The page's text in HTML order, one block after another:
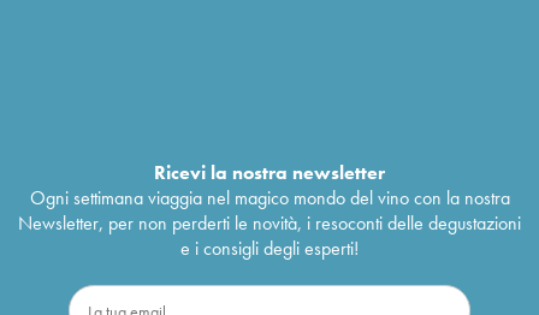
Ricevi la nostra newsletter
Ogni settimana viaggia nel magico mondo del vino con la nostra
Newsletter, per non perderti le novità, i resoconti delle degustazioni
e i consigli degli esperti!